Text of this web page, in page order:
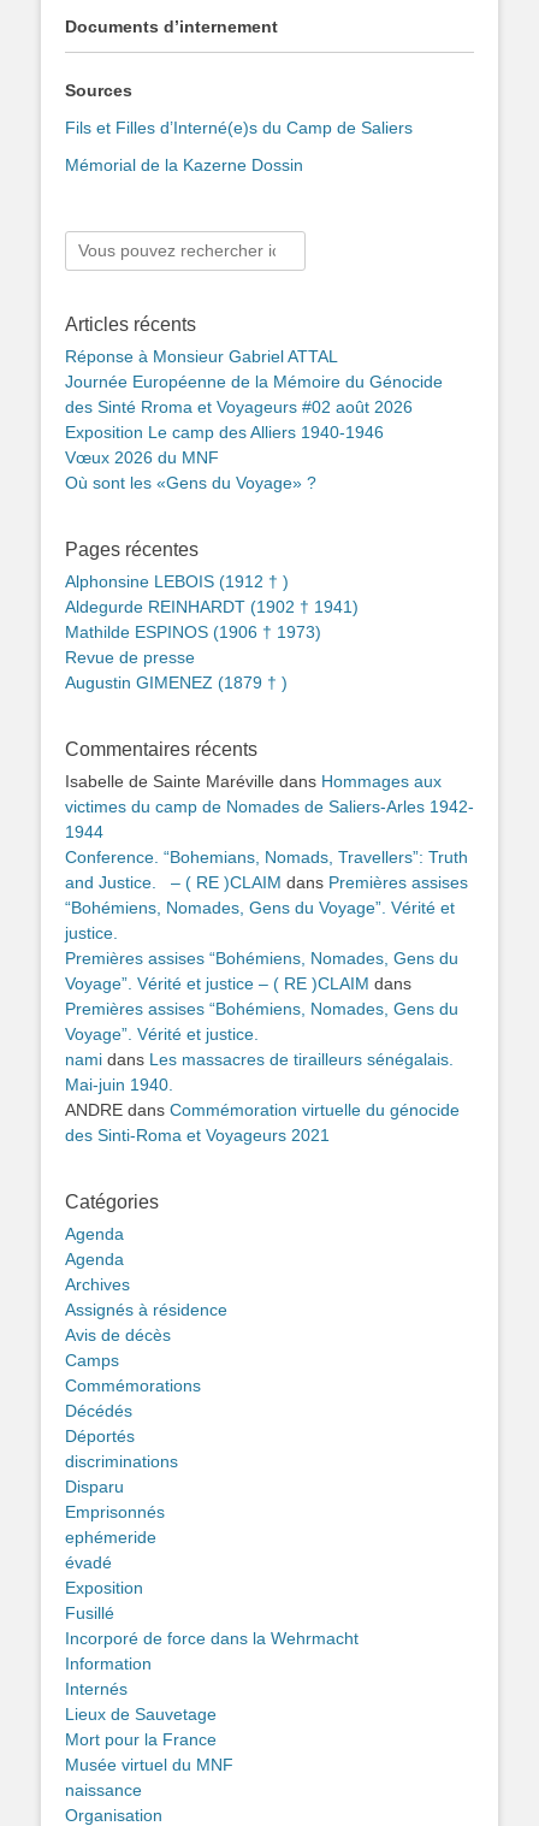
Documents d’internement
Sources
Fils et Filles d’Interné(e)s du Camp de Saliers
Mémorial de la Kazerne Dossin
Rechercher :
Articles récents
Réponse à Monsieur Gabriel ATTAL
Journée Européenne de la Mémoire du Génocide
des Sinté Rroma et Voyageurs #02 août 2026
Exposition Le camp des Alliers 1940-1946
Vœux 2026 du MNF
Où sont les «Gens du Voyage» ?
Pages récentes
Alphonsine LEBOIS (1912 † )
Aldegurde REINHARDT (1902 † 1941)
Mathilde ESPINOS (1906 † 1973)
Revue de presse
Augustin GIMENEZ (1879 † )
Commentaires récents
Isabelle de Sainte Maréville dans Hommages aux
victimes du camp de Nomades de Saliers-Arles 1942-
1944
Conference. “Bohemians, Nomads, Travellers”: Truth
and Justice. – ( RE )CLAIM dans Premières assises
“Bohémiens, Nomades, Gens du Voyage”. Vérité et
justice.
Premières assises “Bohémiens, Nomades, Gens du
Voyage”. Vérité et justice – ( RE )CLAIM dans
Premières assises “Bohémiens, Nomades, Gens du
Voyage”. Vérité et justice.
nami dans Les massacres de tirailleurs sénégalais.
Mai-juin 1940.
ANDRE dans Commémoration virtuelle du génocide
des Sinti-Roma et Voyageurs 2021
Catégories
Agenda
Agenda
Archives
Assignés à résidence
Avis de décès
Camps
Commémorations
Décédés
Déportés
discriminations
Disparu
Emprisonnés
ephémeride
évadé
Exposition
Fusillé
Incorporé de force dans la Wehrmacht
Information
Internés
Lieux de Sauvetage
Mort pour la France
Musée virtuel du MNF
naissance
Organisation